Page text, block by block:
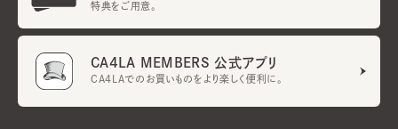
特典をご用意。
CA4LA MEMBERS 公式アプリ
CA4LAでのお買いものをより楽しく便利に。